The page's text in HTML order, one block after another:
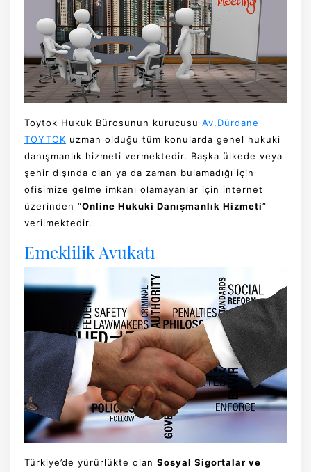
Toytok Hukuk Bürosunun kurucusu Av.Dürdane
TOYTOK uzman olduğu tüm konularda genel hukuki
danışmanlık hizmeti vermektedir. Başka ülkede veya
şehir dışında olan ya da zaman bulamadığı için
ofisimize gelme imkanı olamayanlar için internet
üzerinden “Online Hukuki Danışmanlık Hizmeti”
verilmektedir.
Emeklilik Avukatı
Türkiye’de yürürlükte olan Sosyal Sigortalar ve